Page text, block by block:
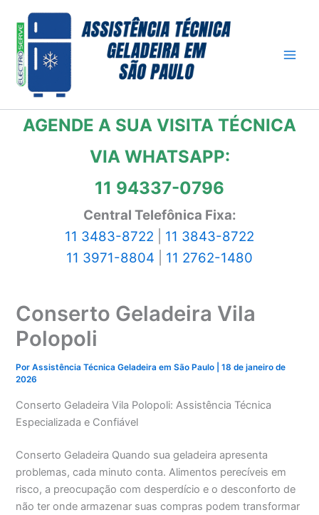
para
conteúdo
AGENDE A SUA VISITA TÉCNICA
VIA WHATSAPP:
11 94337-0796
Central Telefônica Fixa:
11 3483-8722
11 3843-8722
11 3971-8804
11 2762-1480
Conserto Geladeira Vila
Polopoli
PorAssistência Técnica Geladeira em São Paulo |18 de janeiro de
2026
Conserto Geladeira Vila Polopoli: Assistência Técnica
Especializada e Confiável
Conserto Geladeira Quando sua geladeira apresenta
problemas, cada minuto conta. Alimentos perecíveis em
risco, a preocupação com desperdício e o desconforto de
não ter onde armazenar suas compras podem transformar